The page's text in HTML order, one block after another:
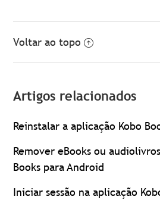
Voltar ao topo
Artigos relacionados
Reinstalar a aplicação Kobo
Remover eBooks ou
Books para Android
Iniciar sessão na aplicação